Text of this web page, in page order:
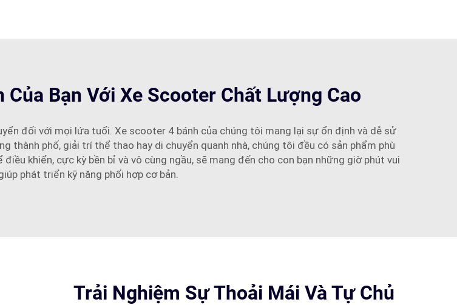
Của Bạn Với Xe Scooter Chất Lượng Cao
đối với mọi lứa tuổi. Xe scooter 4 bánh của chúng tôi mang lại sự ổn định và dễ sử
thành phố, giải trí thể thao hay di chuyển quanh nhà, chúng tôi đều có sản phẩm phù
khiển, cực kỳ bền bỉ và vô cùng ngầu, sẽ mang đến cho con bạn những giờ phút vui
phát triển kỹ năng phối hợp cơ bản.
Trải Nghiệm Sự Thoải Mái Và Tự Chủ